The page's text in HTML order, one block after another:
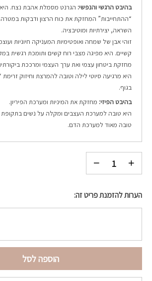
בהיבט הרגשי והנפשי: הגרנט מסמלת אהבת נצח.
“ההתחייבות” המחזקת את כוח הרצון ודבקות במטרה.
השראה, יצירתיות ומוטיבציה.
זוהי אבן של שמחה ואופטימיות המעניקה חיוניות
קשיים. היא מפיגה מצבי רוח קשים ותומכת רגשית
מחזקת ביטחון עצמי ואת ערך העצמי ומרככת
היא מרגיעה סיוטי לילה וטובה להמרצת וחיזוק זרימת
בגוף.
בהיבט הפיזי: מחזקת את המיניות ומערכת הפיריון.
היא טובה למערכת העצבים ומקלה על נשים בתקופת
טובה מאוד למערכת הדם.
הערות להזמנת פריט זה:
הוספה לסל